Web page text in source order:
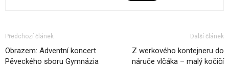
Předchozí článek
Obrazem: Adventní koncert
Pěveckého sboru Gymnázia
Další článek
Z werkového kontejneru do
náruče vlčáka – malý kočičí